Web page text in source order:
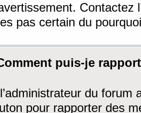
Contactez
pas certain du
puis-je
du forum
pour rapporter des